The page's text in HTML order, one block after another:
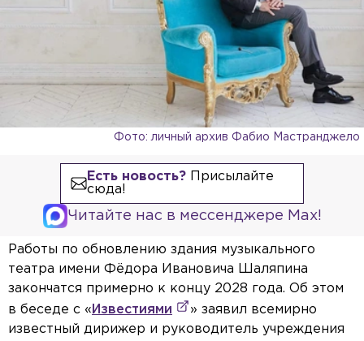
Фото: личный архив Фабио Мастранджело
Есть новость?Присылайте
сюда!
Читайте нас в мессенджере Max!
Работы по обновлению здания музыкального
театра имени Фёдора Ивановича Шаляпина
закончатся примерно к концу 2028 года. Об этом
в беседе с « Известиями
» заявил всемирно
известный дирижер и руководитель учреждения